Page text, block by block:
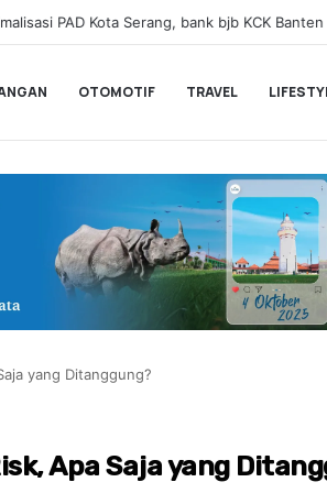
OTOMOTIF TRAVEL
yang Ditanggung?
Apa Saja yang